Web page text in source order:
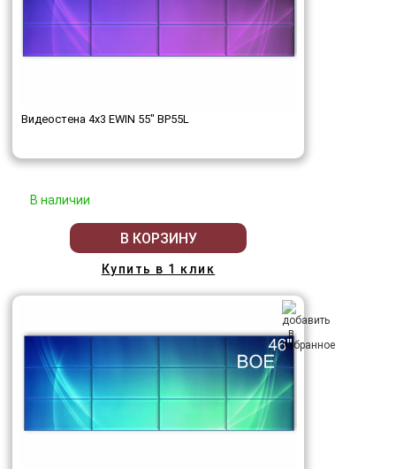
Видеостена 4x3 EWIN 55" BP55L
В наличии
В КОРЗИНУ
Купить в 1 клик